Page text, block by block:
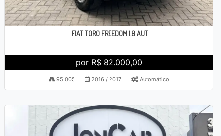
FIAT TORO FREEDOM 1.8 AUT
por R$ 82.000,00
95.005 2016 / 2017 Automático